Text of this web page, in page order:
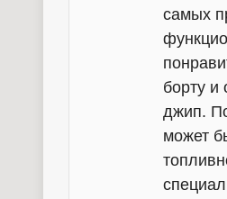
самых
борту и
джип.
может